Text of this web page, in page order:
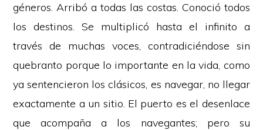
géneros. Arribó a todas las costas. Conoció todos
los destinos. Se multiplicó hasta el infinito a
través de muchas voces, contradiciéndose sin
quebranto porque lo importante en la vida, como
ya sentencieron los clásicos, es navegar, no llegar
exactamente a un sitio. El puerto es el desenlace
que acompaña a los navegantes; pero su